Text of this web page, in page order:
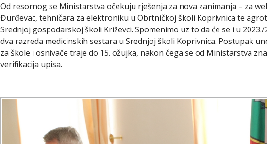
Od resornog se Ministarstva očekuju rješenja za nova zanimanja – za
Đurđevac, tehničara za elektroniku u Obrtničkoj školi Koprivnica te
Srednjoj gospodarskoj školi Križevci. Spomenimo uz to da će se i u
dva razreda medicinskih sestara u Srednjoj školi Koprivnica. Postupak
za škole i osnivače traje do 15. ožujka, nakon čega se od Ministarstva
verifikacija upisa.